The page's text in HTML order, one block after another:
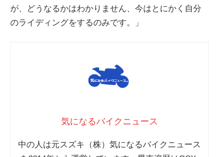
が、どうなるかはわかりません、今はとにかく自分
のライディングをするのみです。」
気になるバイクニュース
中の人は元スズキ（株）気になるバイクニュース